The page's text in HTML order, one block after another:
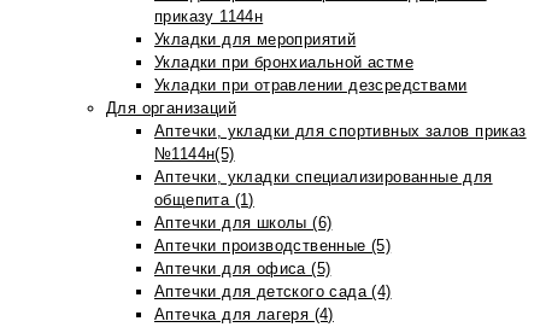
приказу 1144н
Укладки для мероприятий
Укладки при бронхиальной астме
Укладки при отравлении дезсредствами
Для организаций
Аптечки, укладки для спортивных залов приказ
№1144н(5)
Аптечки, укладки специализированные для
общепита (1)
Аптечки для школы (6)
Аптечки производственные (5)
Аптечки для офиса (5)
Аптечки для детского сада (4)
Аптечка для лагеря (4)